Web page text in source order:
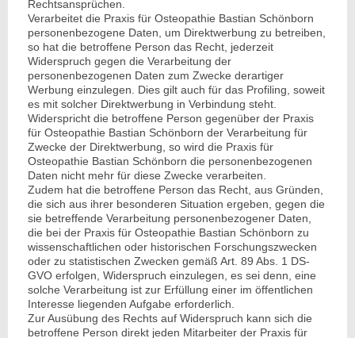
Rechtsansprüchen.
Verarbeitet die Praxis für Osteopathie Bastian Schönborn
personenbezogene Daten, um Direktwerbung zu betreiben,
so hat die betroffene Person das Recht, jederzeit
Widerspruch gegen die Verarbeitung der
personenbezogenen Daten zum Zwecke derartiger
Werbung einzulegen. Dies gilt auch für das Profiling, soweit
es mit solcher Direktwerbung in Verbindung steht.
Widerspricht die betroffene Person gegenüber der Praxis
für Osteopathie Bastian Schönborn der Verarbeitung für
Zwecke der Direktwerbung, so wird die Praxis für
Osteopathie Bastian Schönborn die personenbezogenen
Daten nicht mehr für diese Zwecke verarbeiten.
Zudem hat die betroffene Person das Recht, aus Gründen,
die sich aus ihrer besonderen Situation ergeben, gegen die
sie betreffende Verarbeitung personenbezogener Daten,
die bei der Praxis für Osteopathie Bastian Schönborn zu
wissenschaftlichen oder historischen Forschungszwecken
oder zu statistischen Zwecken gemäß Art. 89 Abs. 1 DS-
GVO erfolgen, Widerspruch einzulegen, es sei denn, eine
solche Verarbeitung ist zur Erfüllung einer im öffentlichen
Interesse liegenden Aufgabe erforderlich.
Zur Ausübung des Rechts auf Widerspruch kann sich die
betroffene Person direkt jeden Mitarbeiter der Praxis für